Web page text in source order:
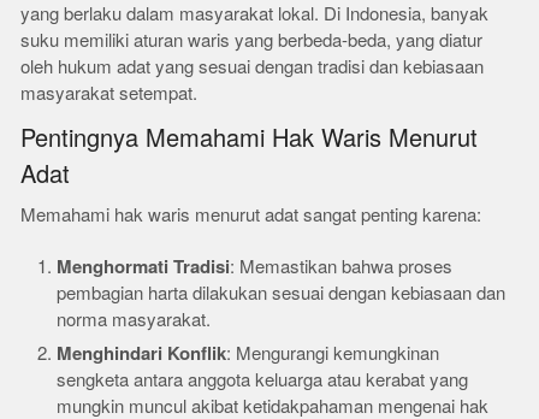
yang berlaku dalam masyarakat lokal. Di Indonesia, banyak
suku memiliki aturan waris yang berbeda-beda, yang diatur
oleh hukum adat yang sesuai dengan tradisi dan kebiasaan
masyarakat setempat.
Pentingnya Memahami Hak Waris Menurut
Adat
Memahami hak waris menurut adat sangat penting karena:
Menghormati Tradisi: Memastikan bahwa proses
pembagian harta dilakukan sesuai dengan kebiasaan dan
norma masyarakat.
Menghindari Konflik: Mengurangi kemungkinan
sengketa antara anggota keluarga atau kerabat yang
mungkin muncul akibat ketidakpahaman mengenai hak